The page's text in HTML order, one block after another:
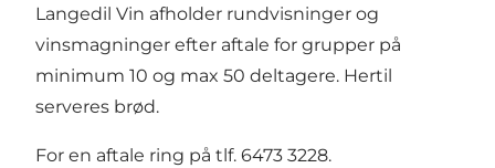
Langedil Vin afholder rundvisninger og
vinsmagninger efter aftale for grupper på
minimum 10 og max 50 deltagere. Hertil
serveres brød.
For en aftale ring på tlf. 6473 3228.